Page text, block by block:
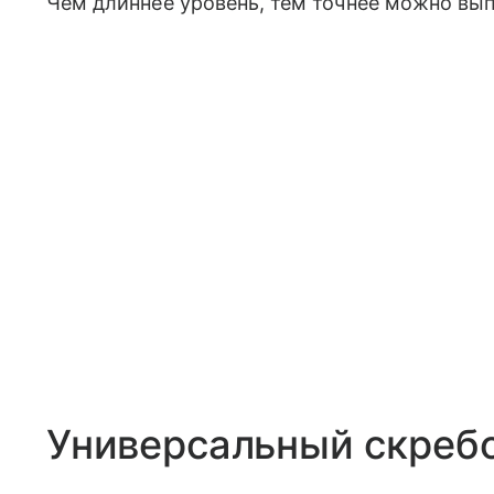
Универсальный